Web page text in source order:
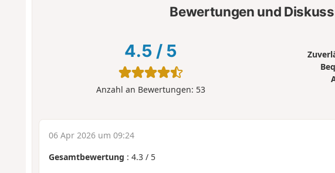
Bewertungen und
4.5 / 5
Anzahl an Bewertungen: 53
06 Apr 2026 um 09:24
Gesamtbewertung : 4.3/ 5